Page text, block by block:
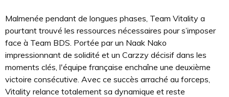
Malmenée pendant de longues phases, Team Vitality a
pourtant trouvé les ressources nécessaires pour s’imposer
face à Team BDS. Portée par un Naak Nako
impressionnant de solidité et un Carzzy décisif dans les
moments clés, l'équipe française enchaîne une deuxième
victoire consécutive. Avec ce succès arraché au forceps,
Vitality relance totalement sa dynamique et reste